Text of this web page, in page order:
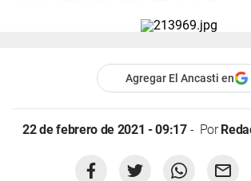
Agregar El Ancasti en
22 de febrero de 2021 - 09:17 Por